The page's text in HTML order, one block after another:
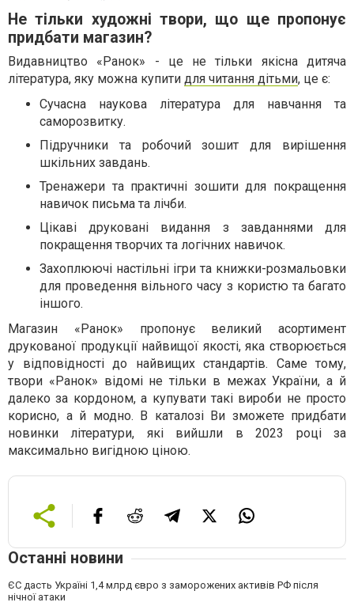
Не тільки художні твори, що ще пропонує
придбати магазин?
Видавництво «Ранок» - це не тільки якісна дитяча
література, яку можна купити для читання дітьми, це є:
Сучасна наукова література для навчання та
саморозвитку.
Підручники та робочий зошит для вирішення
шкільних завдань.
Тренажери та практичні зошити для покращення
навичок письма та лічби.
Цікаві друковані видання з завданнями для
покращення творчих та логічних навичок.
Захоплюючі настільні ігри та книжки-розмальовки
для проведення вільного часу з користю та багато
іншого.
Магазин «Ранок» пропонує великий асортимент
друкованої продукції найвищої якості, яка створюється
у відповідності до найвищих стандартів. Саме тому,
твори «Ранок» відомі не тільки в межах України, а й
далеко за кордоном, а купувати такі вироби не просто
корисно, а й модно. В каталозі Ви зможете придбати
новинки літератури, які вийшли в 2023 році за
максимально вигідною ціною.
Останні новини
ЄС дасть Україні 1,4 млрд євро з заморожених активів РФ після
нічної атаки